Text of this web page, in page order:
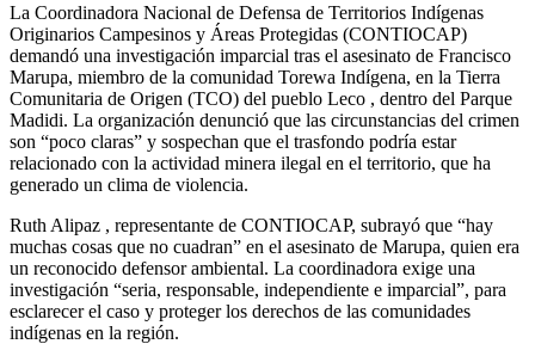
La Coordinadora Nacional de Defensa de Territorios Indígenas
Originarios Campesinos y Áreas Protegidas (CONTIOCAP)
demandó una investigación imparcial tras el asesinato de Francisco
Marupa, miembro de la comunidad Torewa Indígena, en la Tierra
Comunitaria de Origen (TCO) del pueblo Leco , dentro del Parque
Madidi. La organización denunció que las circunstancias del crimen
son “poco claras” y sospechan que el trasfondo podría estar
relacionado con la actividad minera ilegal en el territorio, que ha
generado un clima de violencia.
Ruth Alipaz , representante de CONTIOCAP, subrayó que “hay
muchas cosas que no cuadran” en el asesinato de Marupa, quien era
un reconocido defensor ambiental. La coordinadora exige una
investigación “seria, responsable, independiente e imparcial”, para
esclarecer el caso y proteger los derechos de las comunidades
indígenas en la región.